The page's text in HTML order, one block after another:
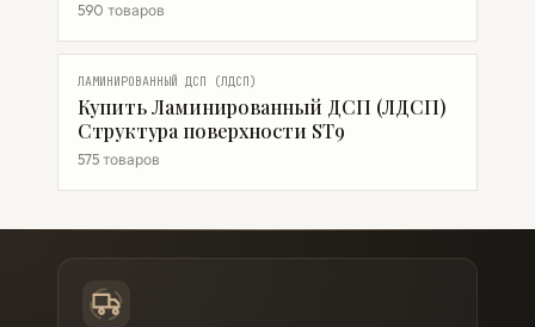
590 товаров
ЛАМИНИРОВАННЫЙ ДСП (ЛДСП)
Купить Ламинированный ДСП (ЛДСП)
Структура поверхности ST9
575 товаров